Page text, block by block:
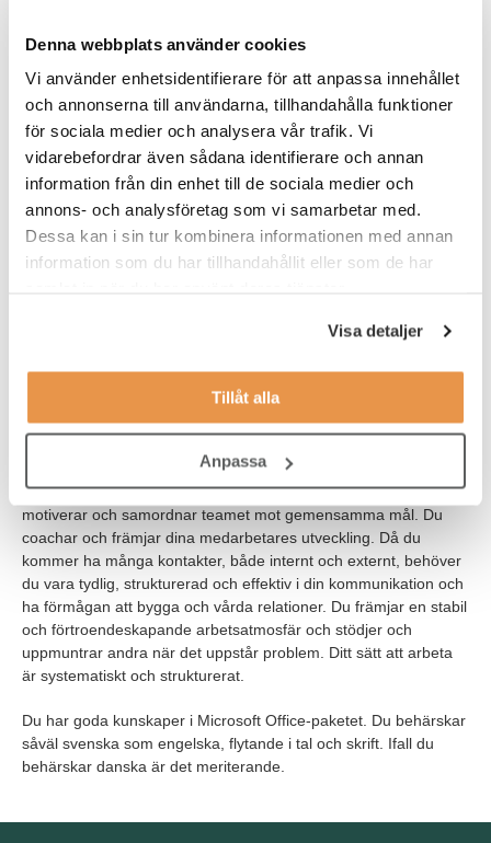
Denna webbplats använder cookies
Vi använder enhetsidentifierare för att anpassa innehållet
och annonserna till användarna, tillhandahålla funktioner
för sociala medier och analysera vår trafik. Vi
vidarebefordrar även sådana identifierare och annan
information från din enhet till de sociala medier och
annons- och analysföretag som vi samarbetar med.
Dessa kan i sin tur kombinera informationen med annan
information som du har tillhandahållit eller som de har
Visa detaljer
Tillåt alla
Anpassa
Du rapporterar till Driftområdeschef Syd. Tjänsten är placerad i
Malmö.
VEM ÄR DU?
För att trivas och lyckas i rollen har du erfarenhet av att arbeta
som ledare. Du har relevant eftergymnasial utbildning, gärna
inom ekonomi eller logistik, och/eller erfarenhet av liknande
arbetsuppgifter, gärna inom logistik- och transportintensiv
verksamhet eller industrin.
förändringsledningsarbete inom processer och ledningssystem
en fördel om du har arbetat i en produktionsorganisation där ett
systematiskt förändringsarbete har bedrivits.
arbetar målinriktat och tar ansvar för resultat och god kvalité i
arbetet. Som ledare ger du teamet en tydlig riktningskänsla,
motiverar och samordnar teamet mot gemensamma mål. Du
coachar och främjar dina medarbetares utveckling. Då du
kommer ha många kontakter, både internt och externt, behöver
du vara tydlig, strukturerad och effektiv i din kommunikation och
ha förmågan att bygga och vårda relationer. Du främjar en stabil
och förtroendeskapande arbetsatmosfär och stödjer och
uppmuntrar andra när det uppstår problem. Ditt sätt att arbeta
är systematiskt och strukturerat.
Du har goda kunskaper i Microsoft Office-paketet. Du behärskar
såväl svenska som engelska, flytande i tal och skrift. Ifall du
behärskar danska är det meriterande.